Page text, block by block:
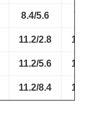
8.4/5.6 7.8/
11.2/2.8 10.1/
11.2/5.6 10.1/
11.2/8.4 10.1/